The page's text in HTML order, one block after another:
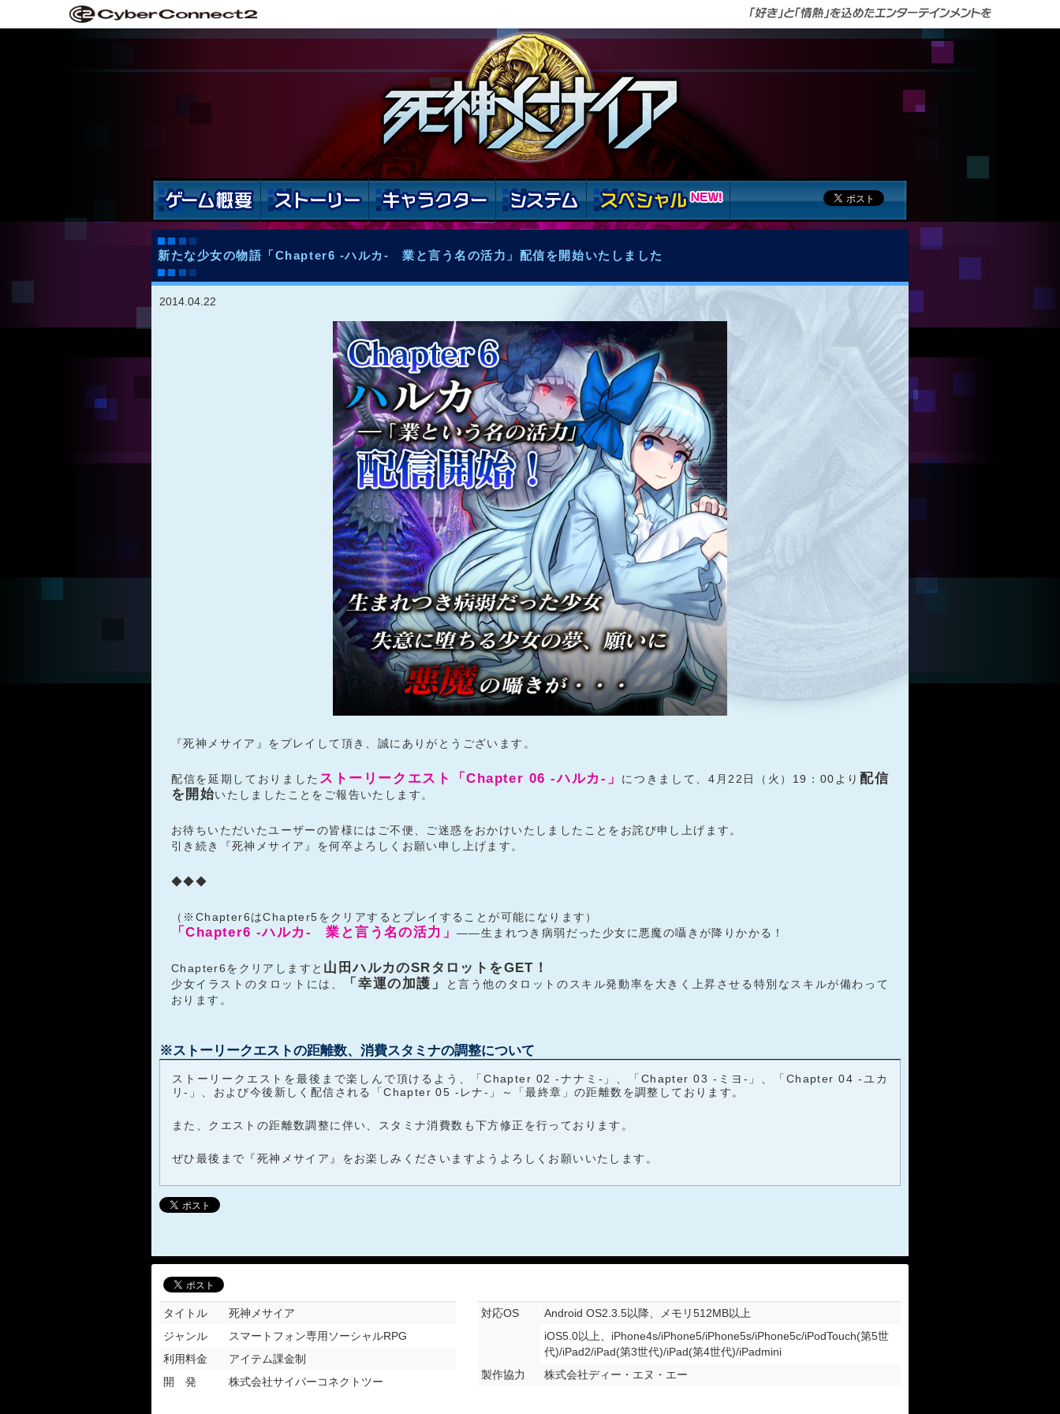
新たな少女の物語「Chapter6 -ハルカ- 業と言う名の活力」配信を開始いたしました
2014.04.22
『死神メサイア』をプレイして頂き、誠にありがとうございます。
配信を延期しておりました ストーリークエスト「Chapter 06 -ハルカ-」 につきまして、4月22日（火）19：00より 配信
を開始いたしましたことをご報告いたします。
お待ちいただいたユーザーの皆様にはご不便、ご迷惑をおかけいたしましたことをお詫び申し上げます。
引き続き『死神メサイア』を何卒よろしくお願い申し上げます。
◆◆◆
（※Chapter6はChapter5をクリアするとプレイすることが可能になります）
「Chapter6 -ハルカ- 業と言う名の活力」 ――生まれつき病弱だった少女に悪魔の囁きが降りかかる！
Chapter6をクリアしますと 山田ハルカのSRタロットをGET！
少女イラストのタロットには、 「幸運の加護」
と言う他のタロットのスキル発動率を大きく上昇させる特別なスキルが備わって
おります。
※ストーリークエストの距離数、消費スタミナの調整について
ストーリークエストを最後まで楽しんで頂けるよう、「Chapter 02 -ナナミ-」、「Chapter 03 -ミヨ-」、「Chapter 04 -ユカ
リ-」、および今後新しく配信される「Chapter 05 -レナ-」～「最終章」の距離数を調整しております。
また、クエストの距離数調整に伴い、スタミナ消費数も下方修正を行っております。
ぜひ最後まで『死神メサイア』をお楽しみくださいますようよろしくお願いいたします。
タイトル
死神メサイア
ジャンル
スマートフォン専用ソーシャルRPG
利用料金
アイテム課金制
開 発
株式会社サイバーコネクトツー
対応OS
Android OS2.3.5以降、メモリ512MB以上
iOS5.0以上、iPhone4s/iPhone5/iPhone5s/iPhone5c/iPodTouch(第5世
代)/iPad2/iPad(第3世代)/iPad(第4世代)/iPadmini
製作協力
株式会社ディー・エヌ・エー